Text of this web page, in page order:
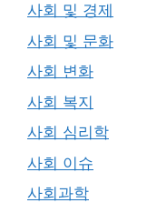
사회 및 경제
사회 및 문화
사회 변화
사회 복지
사회 심리학
사회 이슈
사회과학